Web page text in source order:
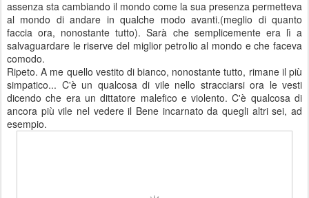
assenza sta cambiando il mondo come la sua presenza permetteva
al mondo di andare in qualche modo avanti.(meglio di quanto
faccia ora, nonostante tutto). Sarà che semplicemente era lì a
salvaguardare le riserve del miglior petrolio al mondo e che faceva
comodo.
Ripeto. A me quello vestito di bianco, nonostante tutto, rimane il più
simpatico... C'è un qualcosa di vile nello stracciarsi ora le vesti
dicendo che era un dittatore malefico e violento. C'è qualcosa di
ancora più vile nel vedere il Bene incarnato da quegli altri sei, ad
esempio.